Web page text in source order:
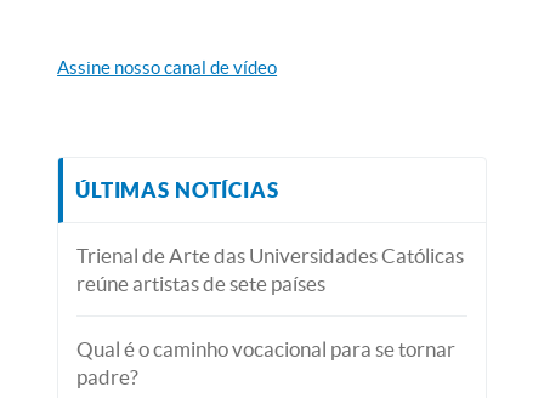
Assine nosso canal de vídeo
ÚLTIMAS NOTÍCIAS
Trienal de Arte das Universidades Católicas
reúne artistas de sete países
Qual é o caminho vocacional para se tornar
padre?